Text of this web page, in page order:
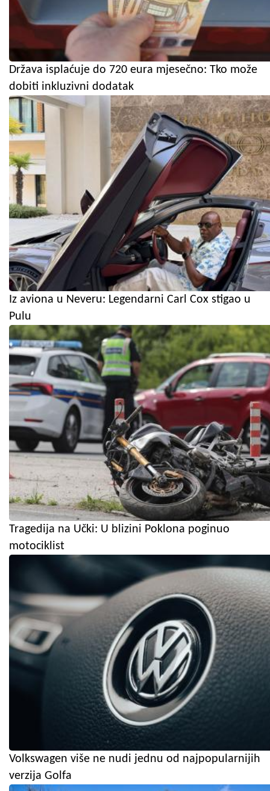
Država isplaćuje do 720 eura mjesečno: Tko može
dobiti inkluzivni dodatak
Iz aviona u Neveru: Legendarni Carl Cox stigao u
Pulu
Tragedija na Učki: U blizini Poklona poginuo
motociklist
Volkswagen više ne nudi jednu od najpopularnijih
verzija Golfa